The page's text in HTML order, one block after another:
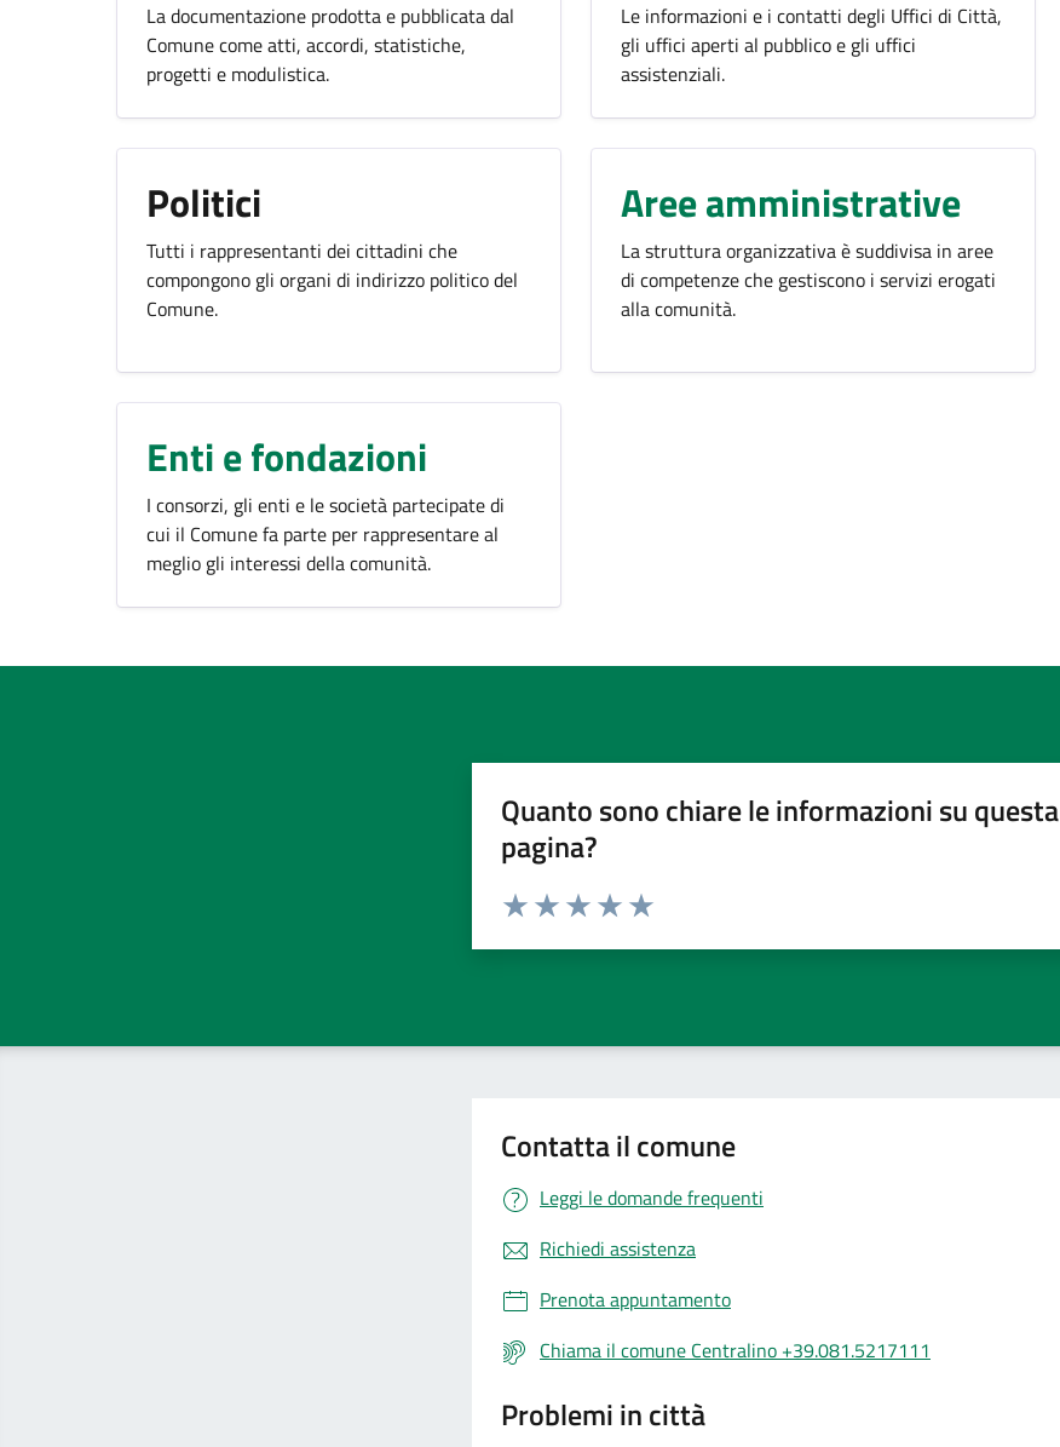
La documentazione prodotta e pubblicata dal
Comune come atti, accordi, statistiche,
progetti e modulistica.
Le informazioni e i contatti degli Uffici di Città,
gli uffici aperti al pubblico e gli uffici
assistenziali.
Politici
Tutti i rappresentanti dei cittadini che
compongono gli organi di indirizzo politico del
Comune.
Aree amministrative
La struttura organizzativa è suddivisa in aree
di competenze che gestiscono i servizi erogati
alla comunità.
Enti e fondazioni
I consorzi, gli enti e le società partecipate di
cui il Comune fa parte per rappresentare al
meglio gli interessi della comunità.
Quanto sono chiare le informazioni su questa
pagina?
Valuta da 1 a 5 stelle la pagina
Contatta il comune
Leggi le domande frequenti
Richiedi assistenza
Prenota appuntamento
Chiama il comune Centralino +39.081.5217111
Problemi in città